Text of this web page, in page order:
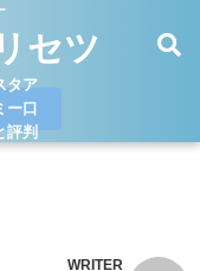
セツ
タア
ー口
評判
WRITER